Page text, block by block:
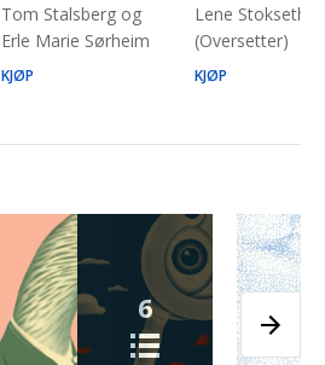
Tom Stalsberg og
Erle Marie Sørheim
KJØP
Lene Stokseth
(Oversetter)
KJØP
6